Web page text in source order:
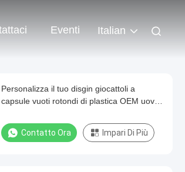
Eventi Italian
Personalizza il tuo disgin giocattoli a
capsule vuoti rotondi di plastica OEM uovo
Contatto Ora Impari Di Più